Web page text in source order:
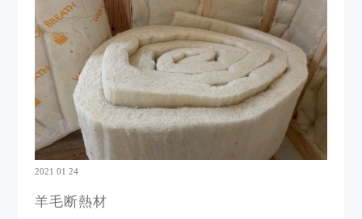
2021 01 24
羊毛断熱材